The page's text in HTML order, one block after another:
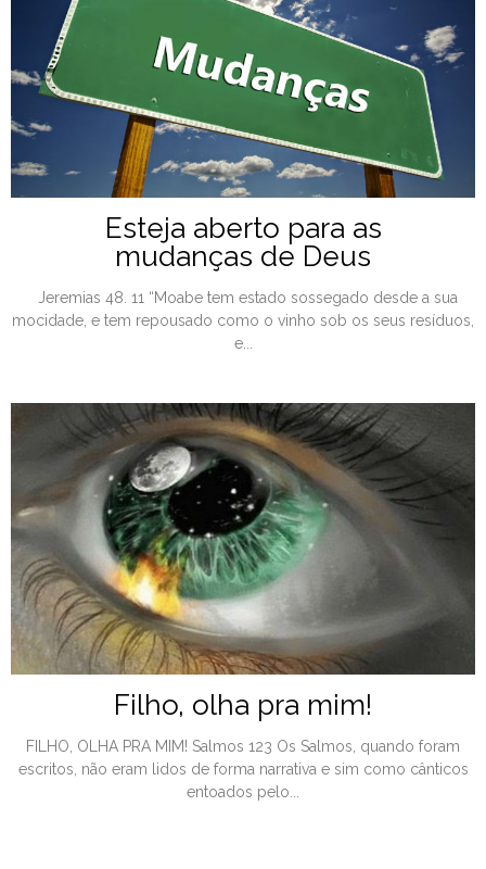
Esteja aberto para as
mudanças de Deus
Jeremias 48. 11 “Moabe tem estado sossegado desde a sua
mocidade, e tem repousado como o vinho sob os seus resíduos,
e...
Filho, olha pra mim!
FILHO, OLHA PRA MIM! Salmos 123 Os Salmos, quando foram
escritos, não eram lidos de forma narrativa e sim como cânticos
entoados pelo...